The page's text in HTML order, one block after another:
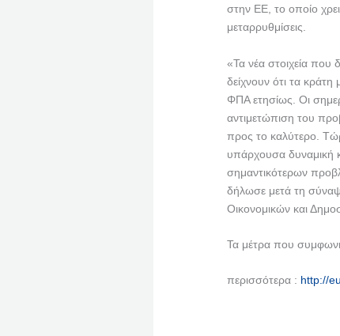
στην ΕΕ, το οποίο
μεταρρυθμίσεις.
«Τα νέα στοιχεία που
δείχνουν ότι τα
ΦΠΑ ετησίως. Οι
αντιμετώπιση του
προς το καλύτερο.
υπάρχουσα δυναμική
σημαντικότερων
δήλωσε μετά τη
Οικονομικών και
Τα μέτρα που
περισσότερα : http://